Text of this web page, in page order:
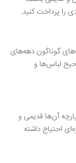
را پرداخت کنید.
گوناگون دهه‌های
لباس‌ها و
آن‌ها قدیمی و
احتیاج داشته